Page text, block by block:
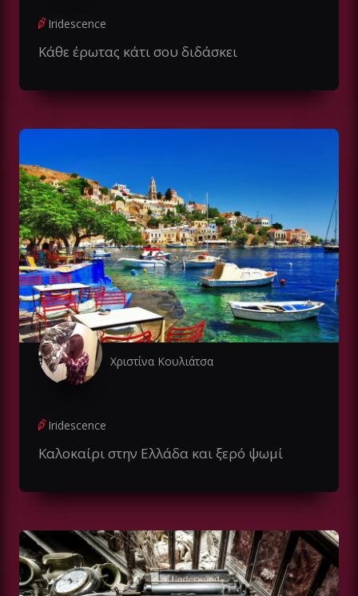
Iridescence
Κάθε έρωτας κάτι σου διδάσκει
Χριστίνα Κουλιάτσα
Iridescence
Καλοκαίρι στην Ελλάδα και ξερό ψωμί